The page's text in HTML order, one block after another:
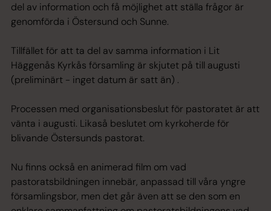
del av information och få möjlighet att ställa frågor är
genomförda i Östersund och Sunne.
Tillfället för att ta del av samma information i Lit
Häggenås Kyrkås församling är skjutet på till augusti
(preliminärt - inget datum är satt än) .
Processen med organisationsbeslut för pastoratet är att
vänta i augusti. Likaså beslutet om kyrkoherde för
blivande Östersunds pastorat.
Nu finns också en animerad film om vad
pastoratsbildningen innebär, anpassad till våra yngre
församlingsbor, men det går även att se den som en